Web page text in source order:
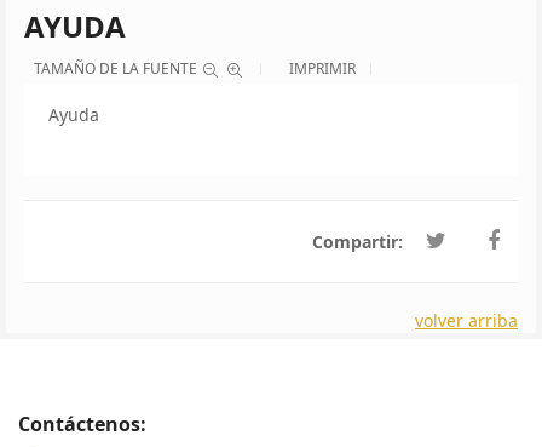
AYUDA
TAMAÑO DE LA FUENTE IMPRIMIR
Ayuda
Compartir:
volver arriba
Contáctenos: